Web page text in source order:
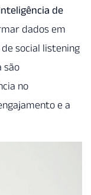
de
dados em
social listening
são
no
e a